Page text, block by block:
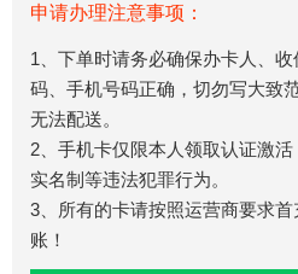
申请办理注意事项：
1、下单时请务必确保办卡人、
码、手机号码正确，切勿写大致
无法配送。
2、手机卡仅限本人领取认证激
实名制等违法犯罪行为。
3、所有的卡请按照运营商要求
账！